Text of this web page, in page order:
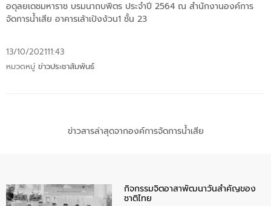
อดุลยเดชมหาราช บรมนาถบพิตร ประจำปี 2564 ณ สำนักงานองค์การ
จัดการน้ำเสีย อาคารเล้าเป้งง้วน1 ชั้น 23
13/10/202111:43
หมวดหมู่ ข่าวประชาสัมพันธ์
ข่าวสารล่าสุดจากองค์การจัดการน้ำเสีย
กิจกรรมจิตอาสาพัฒนาวันสําคัญของ
ชาติไทย